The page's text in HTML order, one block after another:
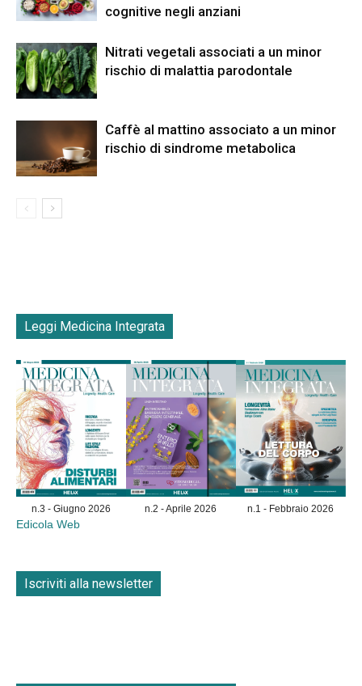
cognitive negli anziani
Nitrati vegetali associati a un minor
rischio di malattia parodontale
Caffè al mattino associato a un minor
rischio di sindrome metabolica
Leggi Medicina Integrata
n.3 - Giugno 2026 n.2 - Aprile 2026 n.1 - Febbraio 2026
Edicola Web
Iscriviti alla newsletter